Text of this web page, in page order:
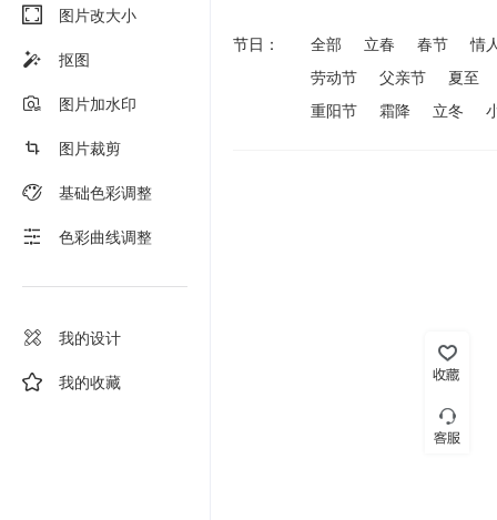
图片改大小
抠图
图片加水印
图片裁剪
基础色彩调整
色彩曲线调整
我的设计
我的收藏
节日： 全部 立春 春节
情
劳动节
父亲节
夏至
重阳节
霜降 立冬